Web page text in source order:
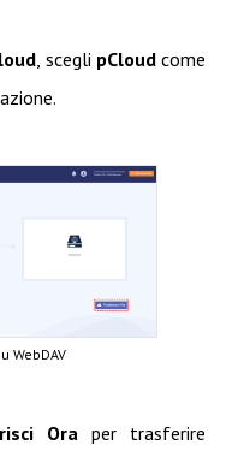
, scegli pCloudcome
WebDAV
Ora per trasferire